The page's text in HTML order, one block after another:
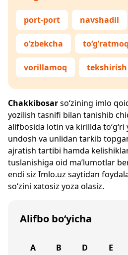
port-port navshadil
o‘zbekcha to‘g‘ratmoq
vorillamoq tekshirish
Chakkibosarso‘zining imlo
yozilish tasnifi bilan tanishib
alifbosida lotin va kirillda
undosh va unlidan tarkib
ajratish tartibi hamda
tuslanishiga oid ma’lumotlar
endi siz Imlo.uz saytidan
so‘zini xatosiz yoza olasiz.
Alifbo bo‘yicha
A B D E